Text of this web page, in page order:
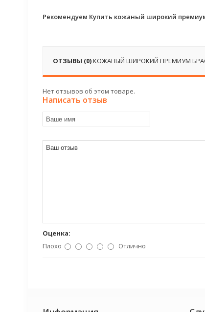
Рекомендуем Купить кожаный широкий
ОТЗЫВЫ (0)КОЖАНЫЙ ШИРОКИЙ ПРЕМИУМ
Нет отзывов об этом товаре.
Написать отзыв
Оценка:
Плохо
Отлично